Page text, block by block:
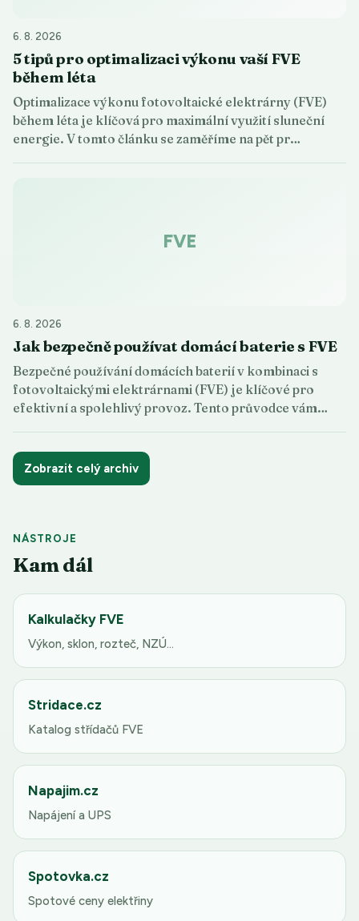
6. 8. 2026
5 tipů pro optimalizaci výkonu vaší FVE
během léta
Optimalizace výkonu fotovoltaické elektrárny (FVE)
během léta je klíčová pro maximální využití sluneční
energie. V tomto článku se zaměříme na pět pr…
FVE
6. 8. 2026
Jak bezpečně používat domácí baterie s FVE
Bezpečné používání domácích baterií v kombinaci s
fotovoltaickými elektrárnami (FVE) je klíčové pro
efektivní a spolehlivý provoz. Tento průvodce vám…
Zobrazit celý archiv
NÁSTROJE
Kam dál
Kalkulačky FVE
Výkon, sklon, rozteč, NZÚ…
Stridace.cz
Katalog střídačů FVE
Napajim.cz
Napájení a UPS
Spotovka.cz
Spotové ceny elektřiny